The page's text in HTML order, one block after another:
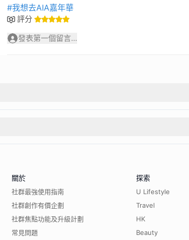
#我想去AIA嘉年華
評分
發表第一個留言...
關於
社群最強使用指南
社群創作有價企劃
社群焦點功能及升級計劃
常見問題
探索
U Lifestyle
Travel
HK
Beauty